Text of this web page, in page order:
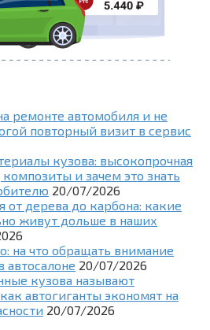
ремонте автомобиля и не
повторный визит в сервис
кузова: высокопрочная
и зачем это знать
20/07/2026
от дерева до карбона: какие
живут дольше в наших
на что обращать внимание
автосалоне 20/07/2026
кузова называют
автогиганты экономят на
20/07/2026